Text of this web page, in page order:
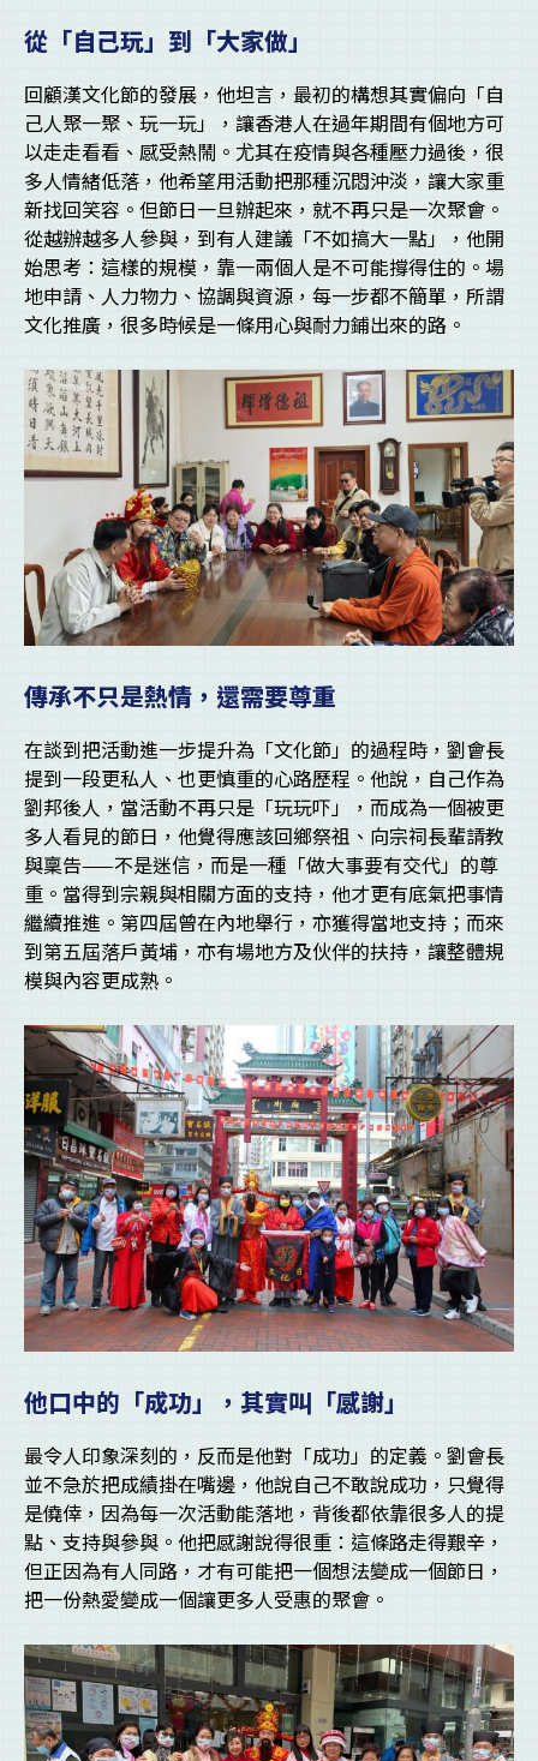
從「自己玩」到「大家做」
回顧漢文化節的發展，他坦言，最初的構想其實偏向「自
己人聚一聚、玩一玩」，讓香港人在過年期間有個地方可
以走走看看、感受熱鬧。尤其在疫情與各種壓力過後，很
多人情緒低落，他希望用活動把那種沉悶沖淡，讓大家重
新找回笑容。但節日一旦辦起來，就不再只是一次聚會。
從越辦越多人參與，到有人建議「不如搞大一點」，他開
始思考：這樣的規模，靠一兩個人是不可能撐得住的。場
地申請、人力物力、協調與資源，每一步都不簡單，所謂
文化推廣，很多時候是一條用心與耐力鋪出來的路。
傳承不只是熱情，還需要尊重
在談到把活動進一步提升為「文化節」的過程時，劉會長
提到一段更私人、也更慎重的心路歷程。他說，自己作為
劉邦後人，當活動不再只是「玩玩吓」，而成為一個被更
多人看見的節日，他覺得應該回鄉祭祖、向宗祠長輩請教
與稟告——不是迷信，而是一種「做大事要有交代」的尊
重。當得到宗親與相關方面的支持，他才更有底氣把事情
繼續推進。第四屆曾在內地舉行，亦獲得當地支持；而來
到第五屆落戶黃埔，亦有場地方及伙伴的扶持，讓整體規
模與內容更成熟。
他口中的「成功」，其實叫「感謝」
最令人印象深刻的，反而是他對「成功」的定義。劉會長
並不急於把成績掛在嘴邊，他說自己不敢說成功，只覺得
是僥倖，因為每一次活動能落地，背後都依靠很多人的提
點、支持與參與。他把感謝說得很重：這條路走得艱辛，
但正因為有人同路，才有可能把一個想法變成一個節日，
把一份熱愛變成一個讓更多人受惠的聚會。